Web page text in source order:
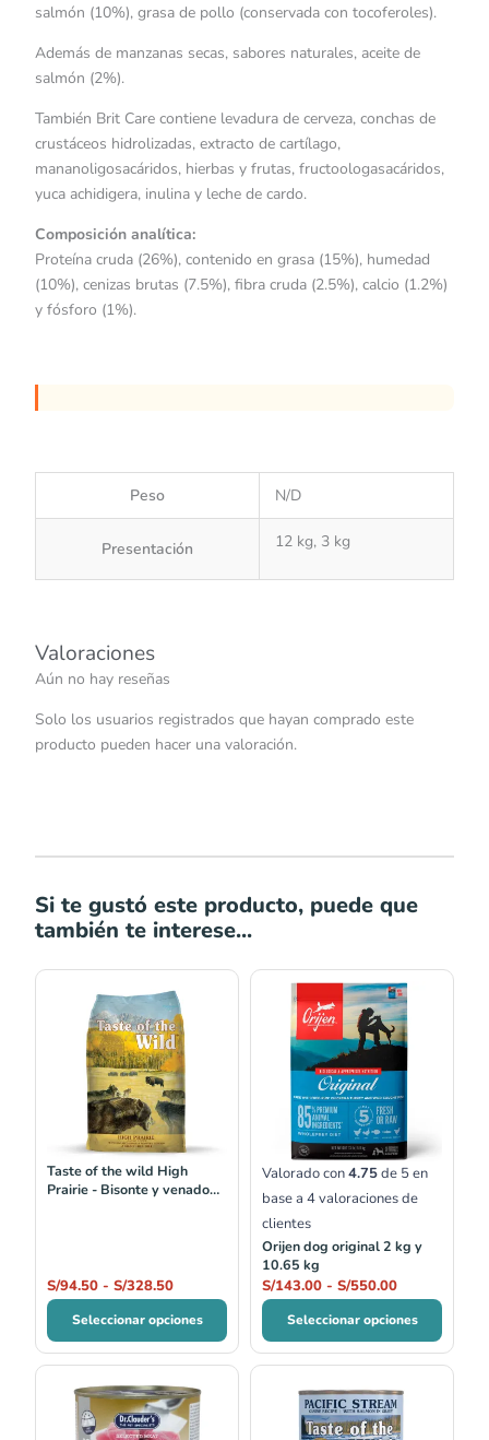
salmón (10%), grasa de pollo (conservada con tocoferoles).
Además de manzanas secas, sabores naturales, aceite de
salmón (2%).
También Brit Care contiene levadura de cerveza, conchas de
crustáceos hidrolizadas, extracto de cartílago,
mananoligosacáridos, hierbas y frutas, fructoologasacáridos,
yuca achidigera, inulina y leche de cardo.
Composición analítica:
Proteína cruda (26%), contenido en grasa (15%), humedad
(10%), cenizas brutas (7.5%), fibra cruda (2.5%), calcio (1.2%)
y fósforo (1%).
Peso N/D
Presentación 12 kg, 3 kg
Valoraciones
Aún no hay reseñas
Solo los usuarios registrados que hayan comprado este
producto pueden hacer una valoración.
Si te gustó este producto, puede que
también te interese...
Taste of the wild High
Prairie - Bisonte y venado
S/94.50 - S/328.50
de
precios:
desde
S/94.50
hasta
S/328.50
Seleccionar opciones
Valorado con4.75de 5 en
base a 4valoraciones de
clientes
Orijen dog original 2 kg y
10.65 kg
S/143.00 - S/550.00
Rango
de
precios:
S/550.00
Seleccionar opciones
de
precios: